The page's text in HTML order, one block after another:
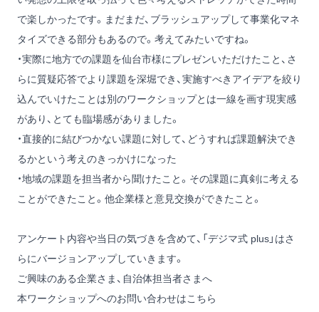
で楽しかったです。まだまだ、ブラッシュアップして事業化マネ
タイズできる部分もあるので。考えてみたいですね。
・実際に地方での課題を仙台市様にプレゼンいただけたこと、さ
らに質疑応答でより課題を深堀でき、実施すべきアイデアを絞り
込んでいけたことは別のワークショップとは一線を画す現実感
があり、とても臨場感がありました。
・直接的に結びつかない課題に対して、どうすれば課題解決でき
るかという考えのきっかけになった
・地域の課題を担当者から聞けたこと。その課題に真剣に考える
ことができたこと。他企業様と意見交換ができたこと。
アンケート内容や当日の気づきを含めて、「デジマ式 plus」はさ
らにバージョンアップしていきます。
ご興味のある企業さま、自治体担当者さまへ
本ワークショップへのお問い合わせはこちら